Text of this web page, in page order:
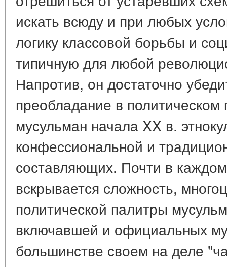
искать всюду и при любых
логику классовой борьбы и
типичную для любой
Напротив, он достаточно
преобладание в политическом
мусульман начала XX в.
конфессиональной и
составляющих. Почти в
вскрывается сложность,
политической палитры
включавшей и официальных
большинстве своем на деле